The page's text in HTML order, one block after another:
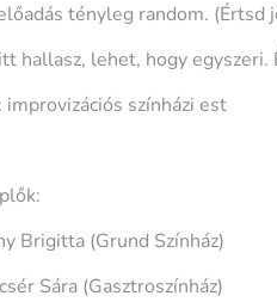
tényleg random. (Értsd
hallasz, lehet, hogy egyszeri.
improvizációs színházi est
Brigitta (Grund Színház)
Sára (Gasztroszínház)